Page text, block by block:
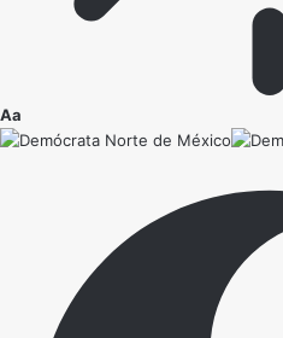
Ajustador
de
Aa